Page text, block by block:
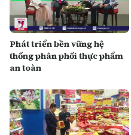
Phát triển bền vững hệ
thống phân phối thực phẩm
an toàn